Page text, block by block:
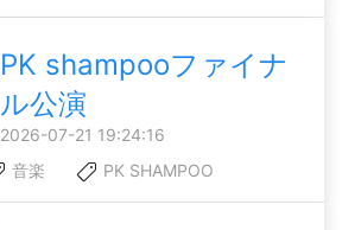
PK shampooファイナ
ル公演
2026-07-21 19:24:16
音楽 PK SHAMPOO